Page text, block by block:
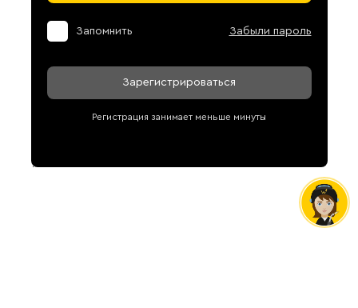
Запомнить Забыли пароль
Зарегистрироваться
Регистрация занимает меньше минуты